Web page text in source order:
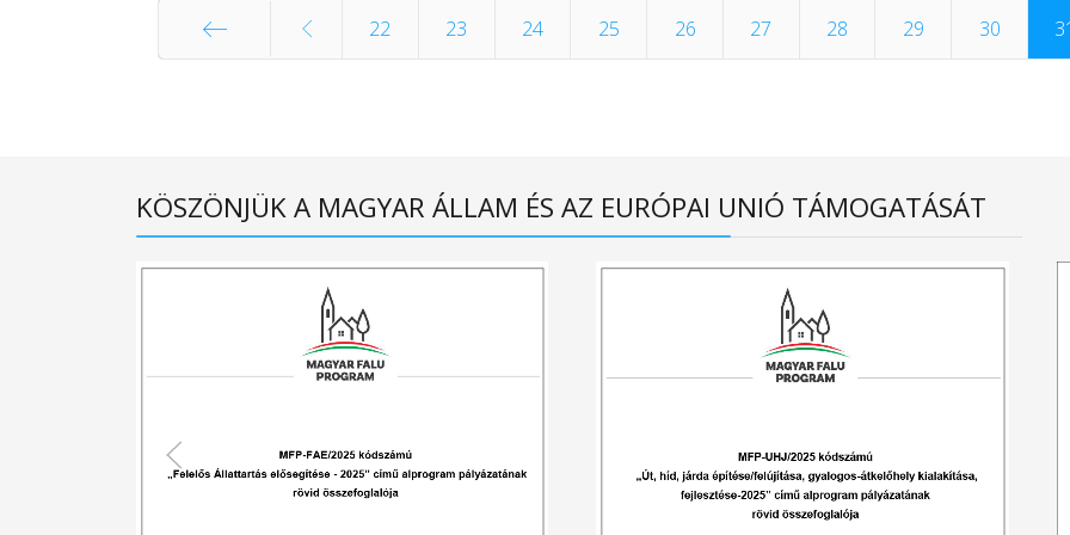
22 23 24 25 26 27 28 29 30
KÖSZÖNJÜK A MAGYAR ÁLLAM ÉS AZ EURÓPAI UNIÓ TÁMOGATÁSÁT